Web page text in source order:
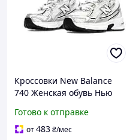
Кроссовки New Balance
740 Женская обувь Нью
прогулок
Готово к отправке
от483₴/мес